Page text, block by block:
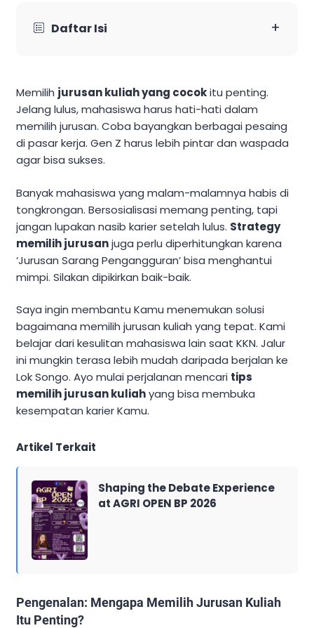
Daftar Isi +
Memilih jurusan kuliah yang cocokitu penting.
Jelang lulus, mahasiswa harus hati-hati dalam
memilih jurusan. Coba bayangkan berbagai pesaing
di pasar kerja. Gen Z harus lebih pintar dan waspada
agar bisa sukses.
Banyak mahasiswa yang malam-malamnya habis di
tongkrongan. Bersosialisasi memang penting, tapi
jangan lupakan nasib karier setelah lulus. Strategy
memilih jurusanjuga perlu diperhitungkan karena
‘Jurusan Sarang Pengangguran’ bisa menghantui
mimpi. Silakan dipikirkan baik-baik.
Saya ingin membantu Kamu menemukan solusi
bagaimana memilih jurusan kuliah yang tepat. Kami
belajar dari kesulitan mahasiswa lain saat KKN. Jalur
ini mungkin terasa lebih mudah daripada berjalan ke
Lok Songo. Ayo mulai perjalanan mencari tips
memilih jurusan kuliahyang bisa membuka
kesempatan karier Kamu.
Artikel Terkait
Shaping the Debate Experience
at AGRI OPEN BP 2026
Pengenalan: Mengapa Memilih Jurusan Kuliah
Itu Penting?